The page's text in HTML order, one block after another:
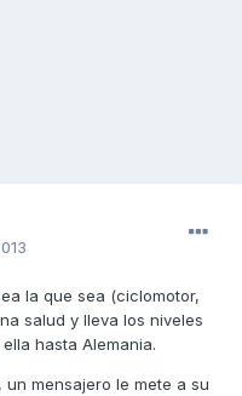
la que sea (ciclomotor,
salud y lleva los niveles
hasta Alemania.
mensajero le mete a su